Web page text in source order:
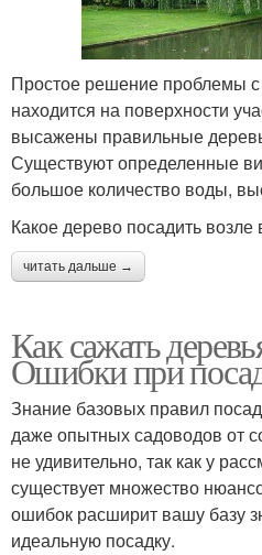
Простое решение проблемы
находится на поверхности
высажены правильные
Существуют определенные
большое количество воды,
Какое дерево посадить
читать дальше →
Как сажать
Ошибки при
Знание базовых правил
даже опытных садоводов от
не удивительно, так как у
существует множество
ошибок расширит вашу базу
идеальную посадку.